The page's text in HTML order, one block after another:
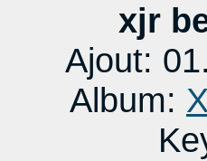
xjr
Ajout:
Album: